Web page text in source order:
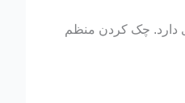
نیاز به بررسی فوری دارد. چک کردن منظم